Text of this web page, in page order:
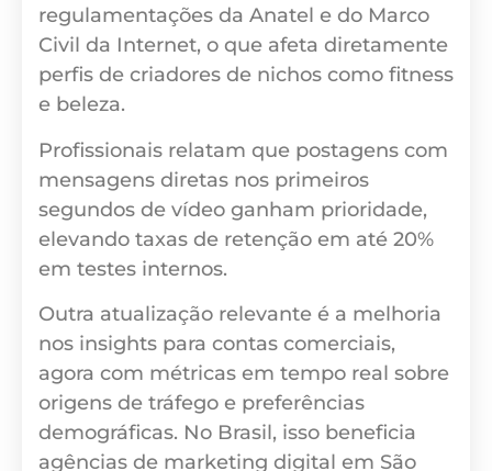
regulamentações da Anatel e do Marco
Civil da Internet, o que afeta diretamente
perfis de criadores de nichos como fitness
e beleza.
Profissionais relatam que postagens com
mensagens diretas nos primeiros
segundos de vídeo ganham prioridade,
elevando taxas de retenção em até 20%
em testes internos.
Outra atualização relevante é a melhoria
nos insights para contas comerciais,
agora com métricas em tempo real sobre
origens de tráfego e preferências
demográficas. No Brasil, isso beneficia
agências de marketing digital em São